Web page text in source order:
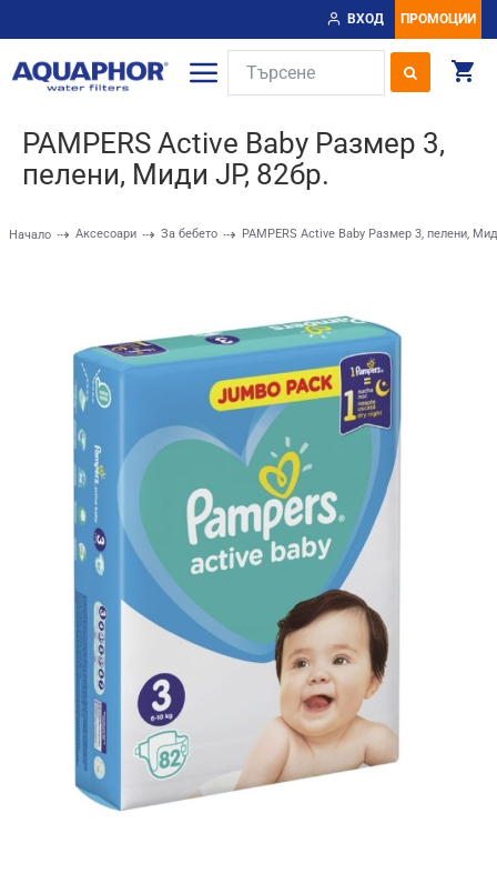
ВХОД ПРОМОЦИИ
Начало Аксесоари За бебето PAMPERS Active Baby Размер 3, пелени,
PAMPERS Active Baby Размер 3,
пелени, Миди JP, 82бр.